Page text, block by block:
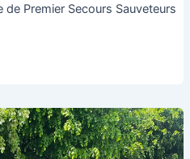
Premier Secours Sauveteurs